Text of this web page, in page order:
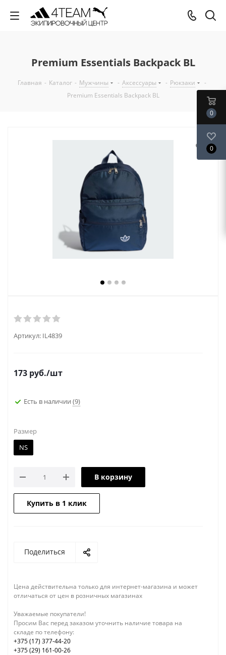
Premium Essentials Backpack BL
Главная - Каталог - Мужчины - Аксессуары - Рюкзаки
-
Premium Essentials Backpack BL
Артикул: IL4839
173 руб./шт
Есть в наличии (9)
Размер
NS
В корзину
Купить в 1 клик
Поделиться
Цена действительна только для интернет-магазина и может
отличаться от цен в розничных магазинах
Уважаемые покупатели!
Просим Вас перед заказом уточнить наличие товара на
складе по телефону:
+375 (17) 377-44-20
+375 (29) 161-00-26
0
0